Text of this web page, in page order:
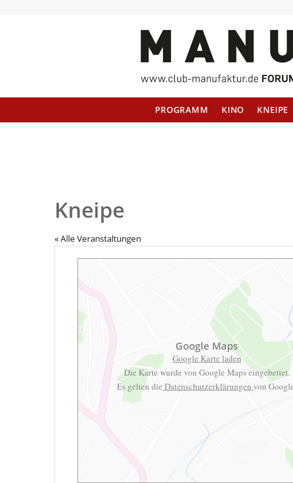
PROGRAMM KINO KNEIPE
Kneipe
« Alle Veranstaltungen
Google Maps
Google Karte laden
Die Karte wurde von Google Maps eingebettet.
Es gelten die Datenschutzerklärungen von